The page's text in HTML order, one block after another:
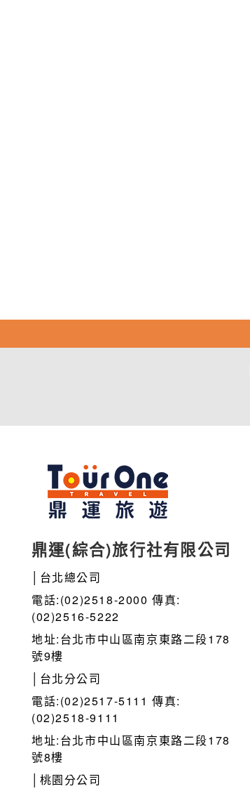
鼎運(綜合)旅行社有限公司
│台北總公司
電話:(02)2518-2000 傳真:
(02)2516-5222
地址:台北市中山區南京東路二段178
號9樓
│台北分公司
電話:(02)2517-5111 傳真:
(02)2518-9111
地址:台北市中山區南京東路二段178
號8樓
│桃園分公司